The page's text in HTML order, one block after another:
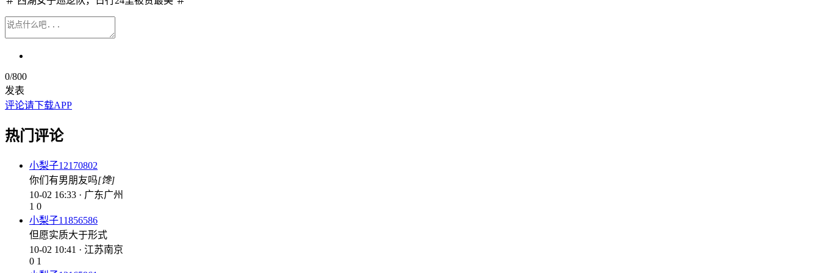
0/800
发表
评论请下载APP
热门评论
小梨子12170802
你们有男朋友吗[馋]
10-02 16:33 · 广东广州
1 0
小梨子11856586
但愿实质大于形式
10-02 10:41 · 江苏南京
0 1